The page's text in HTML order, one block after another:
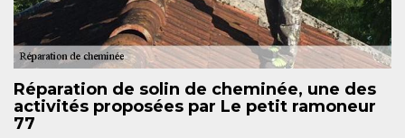
Réparation de solin de cheminée, une des
activités proposées par Le petit ramoneur
77